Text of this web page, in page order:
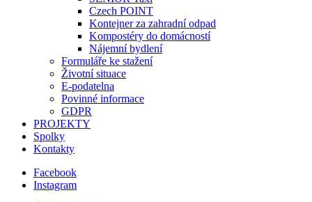
Czech POINT
Kontejner za zahradní odpad
Kompostéry do domácností
Nájemní bydlení
Formuláře ke stažení
Životní situace
E-podatelna
Povinné informace
GDPR
PROJEKTY
Spolky
Kontakty
Facebook
Instagram